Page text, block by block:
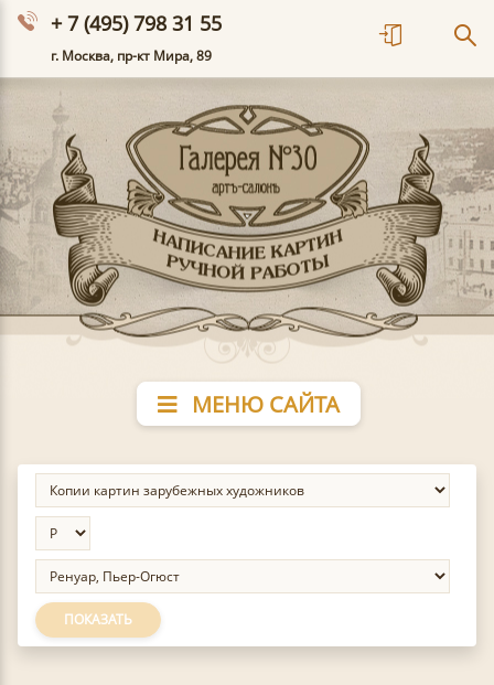
+ 7 (495) 798 31 55
г. Москва, пр-кт Мира, 89
МЕНЮ САЙТА
ПОКАЗАТЬ